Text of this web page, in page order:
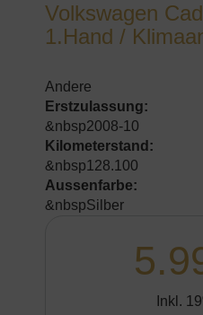
Volkswagen
1.Hand /
Andere
Erstzulassung:
&nbsp2008-10
Kilometerstand:
&nbsp128.100
Aussenfarbe:
&nbspSilber
Inkl.